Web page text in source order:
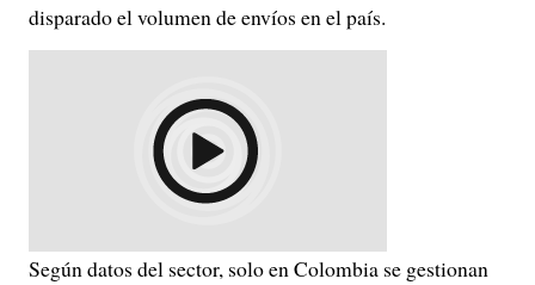
disparado el volumen de envíos en el país.
Según datos del sector, solo en Colombia se gestionan